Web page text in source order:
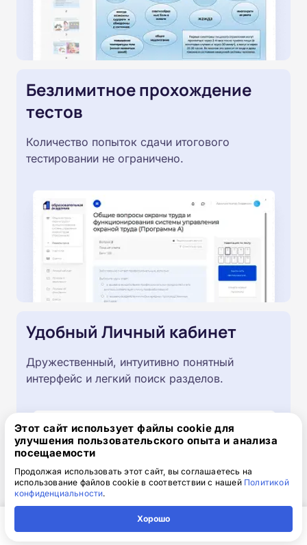
Безлимитное прохождение
тестов
Количество попыток сдачи итогового
тестировании не ограничено.
Удобный Личный кабинет
Дружественный, интуитивно понятный
интерфейс и легкий поиск разделов.
Этот сайт использует файлы cookie для
улучшения пользовательского опыта и анализа
посещаемости
Продолжая использовать этот сайт, вы соглашаетесь на
использование файлов cookie в соответствии с нашей Политикой
конфиденциальности.
Хорошо